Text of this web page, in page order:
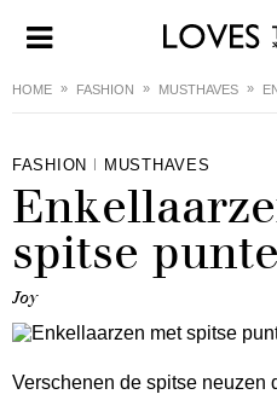
HOME FASHION MUSTHAVES
FASHION MUSTHAVES
spitse
Joy
Verschenen de spitse neuzen